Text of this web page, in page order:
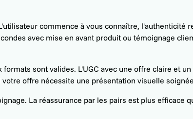
commence à vous connaître, l'authenticité
avec mise en avant produit ou témoignage
sont valides. L'UGC avec une offre claire et un
offre nécessite une présentation visuelle
La réassurance par les pairs est plus efficace